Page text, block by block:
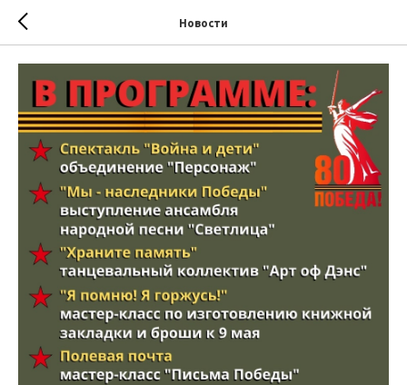
Новости